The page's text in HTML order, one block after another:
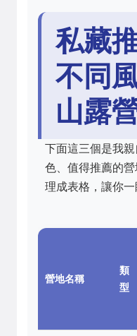
私藏
不同
山露
下面這三個是我
色、值得推薦的
理成表格，讓你一
營地名稱
類
型